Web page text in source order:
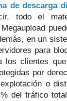
de descarga
todo el
en un
para
los clientes
por
o
del tráfico